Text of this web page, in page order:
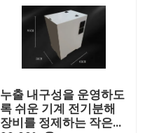
누출 내구성을 운영하도
록 쉬운 기계 전기분해
장비를 정제하는 작은